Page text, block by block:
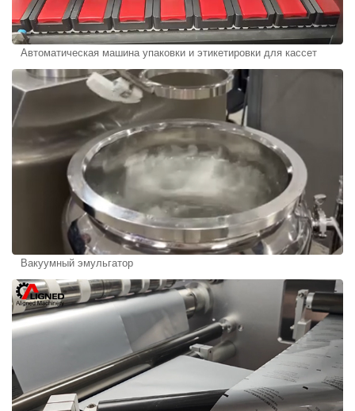
Автоматическая машина упаковки и этикетировки для кассет
Вакуумный эмульгатор